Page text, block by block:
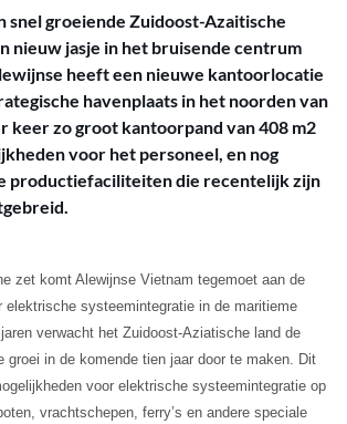
snel groeiende Zuidoost-Azaitische
nieuw jasje in het bruisende centrum
heeft een nieuwe kantoorlocatie
havenplaats in het noorden van
keer zo groot kantoorpand van 408 m2
voor het personeel, en nog
productiefaciliteiten die recentelijk zijn
zet komt Alewijnse Vietnam tegemoet aan de
elektrische systeemintegratie in de maritieme
verwacht het Zuidoost-Aziatische land de
groei in de komende tien jaar door te maken. Dit
voor elektrische systeemintegratie op
vrachtschepen, ferry’s en andere speciale